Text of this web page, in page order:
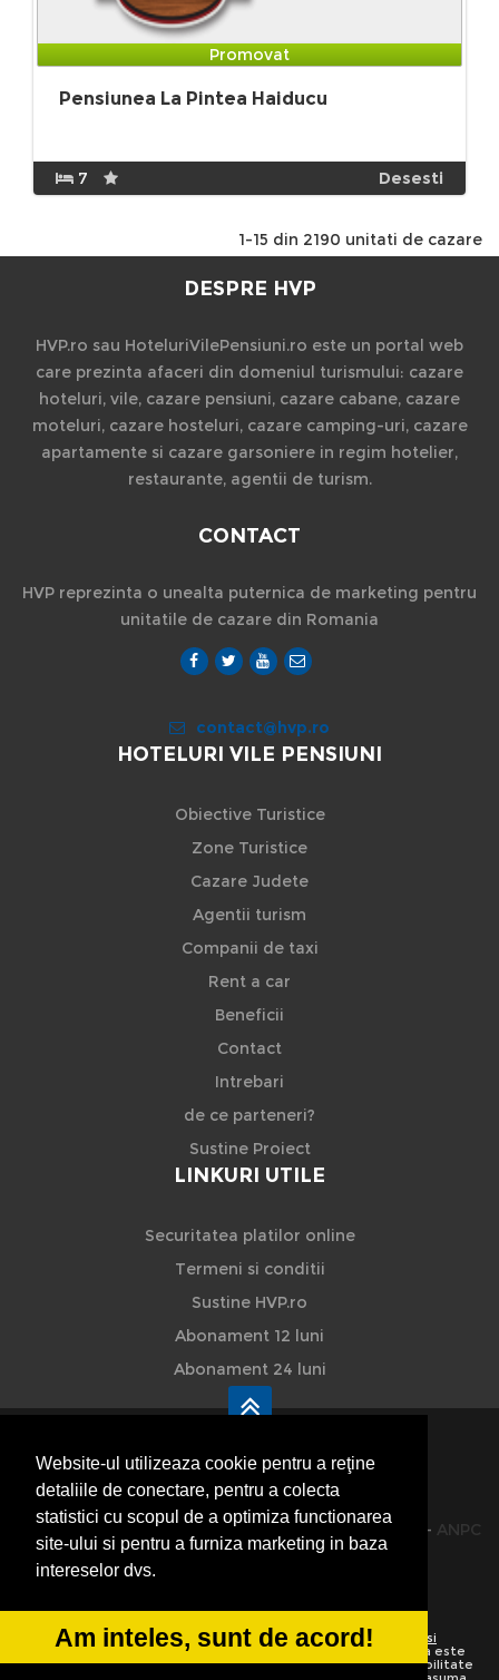
Website-ul utilizeaza cookie pentru a reţine
detaliile de conectare, pentru a colecta
statistici cu scopul de a optimiza functionarea
site-ului si pentru a furniza marketing in baza
intereselor dvs.
Am inteles, sunt de acord!
Promovat
Pensiunea La Pintea Haiducu
7 Desesti
1-15 din 2190 unitati de cazare
DESPRE HVP
HVP.ro sau HoteluriVilePensiuni.ro este un portal web
care prezinta afaceri din domeniul turismului: cazare
hoteluri, vile, cazare pensiuni, cazare cabane, cazare
moteluri, cazare hosteluri, cazare camping-uri, cazare
apartamente si cazare garsoniere in regim hotelier,
restaurante, agentii de turism.
CONTACT
HVP reprezinta o unealta puternica de marketing pentru
unitatile de cazare din Romania
contact@hvp.ro
HOTELURI VILE PENSIUNI
Obiective Turistice
Zone Turistice
Cazare Judete
Agentii turism
Companii de taxi
Rent a car
Beneficii
Contact
Intrebari
de ce parteneri?
Sustine Proiect
LINKURI UTILE
Securitatea platilor online
Termeni si conditii
Sustine HVP.ro
Abonament 12 luni
Abonament 24 luni
HVP - Hoteluri Vile Pensiuni
© 2014-2026 Powered byVilonMedia&TekaBility - ANPC
SOL
Utilizand acest site inseamna ca sunteti de acord cu Termenii si
conditiile de utilizare Preluarea informatiilor totala sau partiala este
strict interzisa. Ne rezervam dreptul de a apela la institutiile abilitate